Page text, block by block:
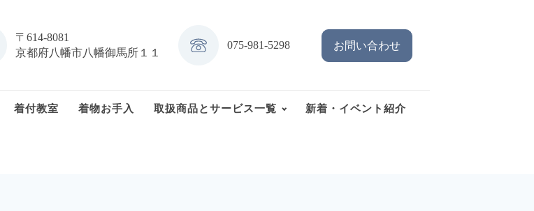
〒614-8081
京都府八幡市八幡御馬所１１
075-981-5298 お問い合わせ
着付教室 着物お手入 取扱商品とサービス一覧 新着・イベント紹介